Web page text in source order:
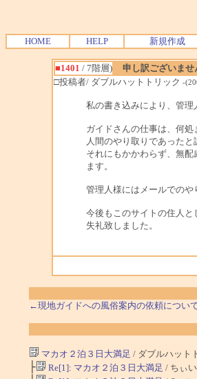
HOME HELP 新規作成
■1401 / 7階層)
申し訳ございませ
□投稿者/ ダブルハットトリック -
私の書き込みにより、管理
ガイドさんの仕事は、何
人間のやり取りであったと
それにもかかわらず、無
ます。
管理人様にはメールでのや
今後もこのサイトの住人と
失礼致しました。
←現地ガイドへの風俗案内の依頼につい
マカオ２泊３日大満足 / ダブルハット
├ Re[1]: マカオ２泊３日大満足 / ちぃい